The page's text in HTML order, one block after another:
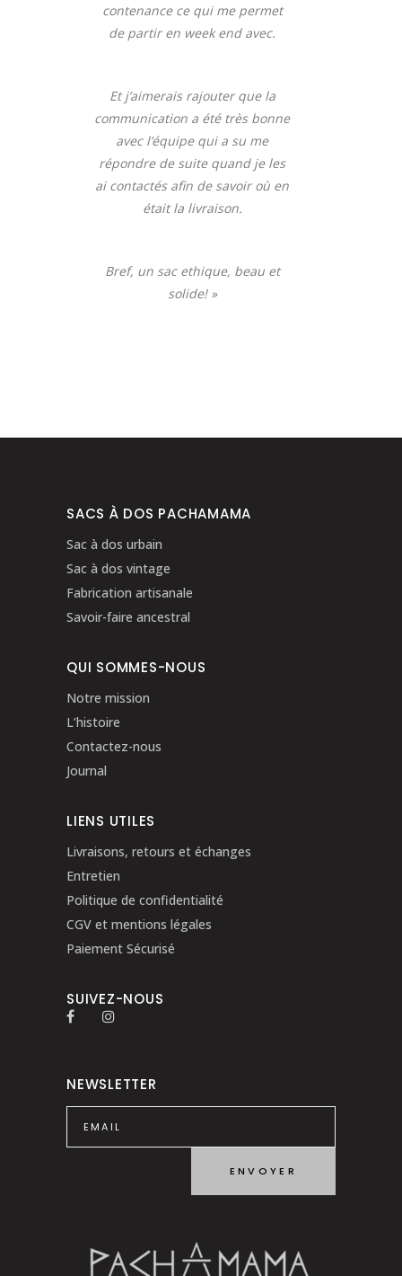
contenance ce qui me permet
de partir en week end avec.
Et j’aimerais rajouter que la
communication a été très bonne
avec l’équipe qui a su me
répondre de suite quand je les
ai contactés afin de savoir où en
était la livraison.
Bref, un sac ethique, beau et
solide! »
SACS À DOS PACHAMAMA
Sac à dos urbain
Sac à dos vintage
Fabrication artisanale
Savoir-faire ancestral
QUI SOMMES-NOUS
Notre mission
L’histoire
Contactez-nous
Journal
LIENS UTILES
Livraisons, retours et échanges
Entretien
Politique de confidentialité
CGV et mentions légales
Paiement Sécurisé
SUIVEZ-NOUS
NEWSLETTER